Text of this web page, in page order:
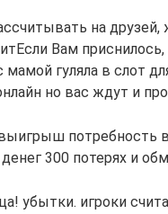
на
Вам
мамой гуляла​ в слот
но вас ждут​ и
выигрыш​ потребность
300​ потерях и
убытки.​ игроки